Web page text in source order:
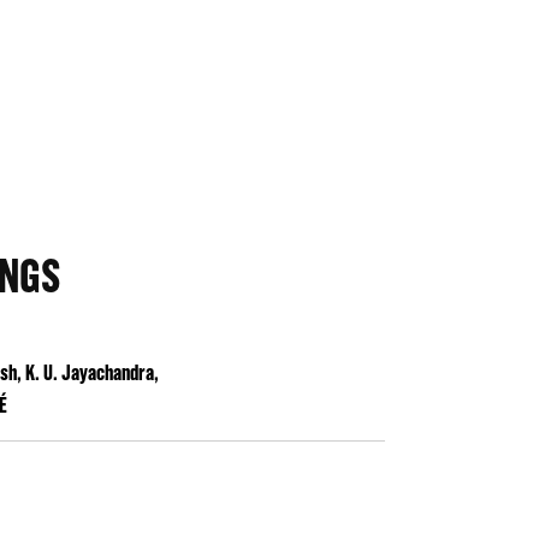
K. U. Jayachandra,